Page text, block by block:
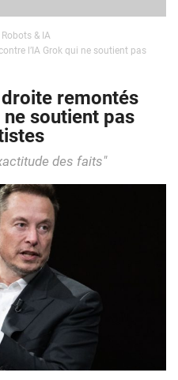
Robots & IA
l’IA Grok qui ne soutient pas
remontés
ne soutient pas
des faits"